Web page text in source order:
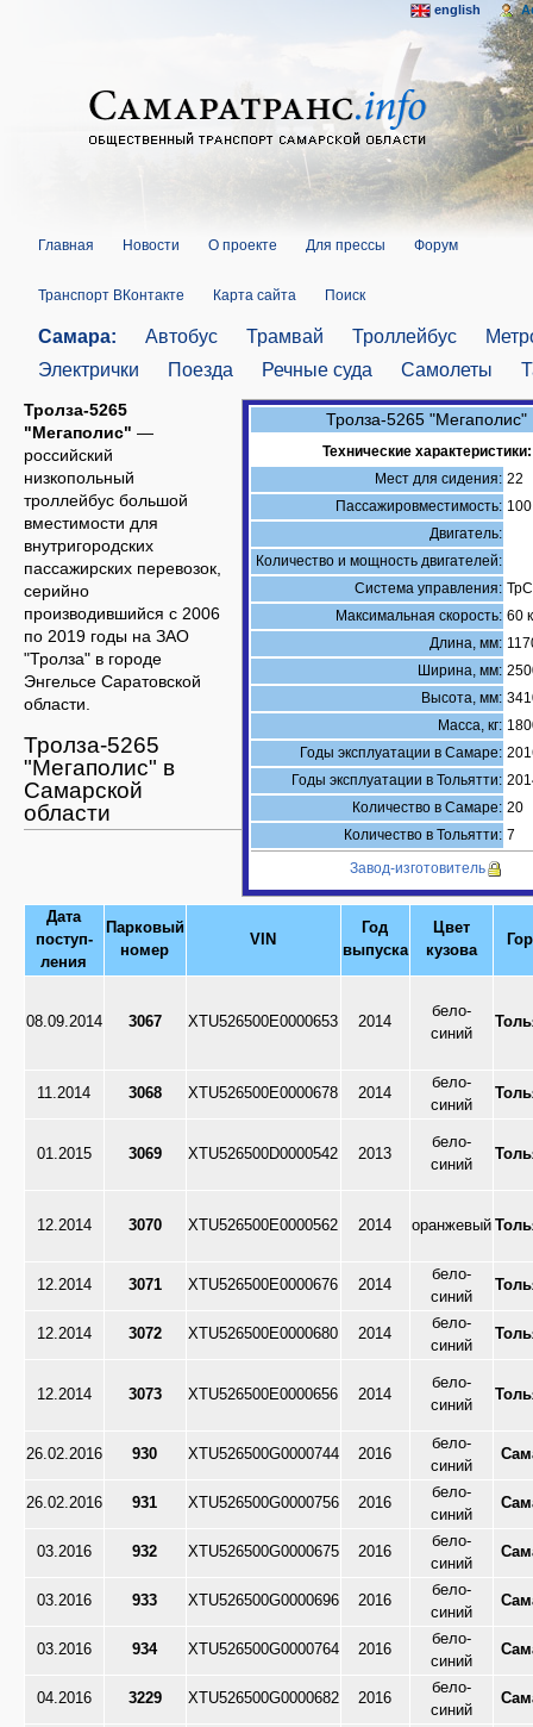
Главная Новости О проекте Для прессы Форум
Транспорт ВКонтакте Карта сайта Поиск
Самара: Автобус Трамвай Троллейбус
Электрички
Поезда Речные суда Самолеты
Тролза-5265 "Мегаполис"
Технические характеристики:
Мест для сидения: 22
Пассажировместимость:
Двигатель:
Количество и мощность двигателей:
Система управления:
Максимальная скорость: 60
Длина, мм:
Ширина, мм:
Высота, мм:
Масса, кг:
Годы эксплуатации в Самаре:
Годы эксплуатации в Тольятти:
Количество в Самаре: 20
Количество в Тольятти: 7
Завод-изготовитель
Тролза-5265
"Мегаполис" —
российский
низкопольный
троллейбус большой
вместимости для
внутригородских
пассажирских перевозок,
серийно
производившийся с 2006
по 2019 годы на ЗАО
"Тролза" в городе
Энгельсе Саратовской
области.
Тролза-5265
"Мегаполис" в
Самарской
области
Дата
поступ-
ления
Парковый
номер
VIN
Год
выпуска
Цвет
кузова
08.09.2014 3067 XTU526500E0000653 2014
бело-
синий
11.2014 3068 XTU526500E0000678 2014
бело-
синий
01.2015 3069 XTU526500D0000542 2013
бело-
синий
12.2014 3070 XTU526500E0000562 2014 оранжевый
12.2014 3071 XTU526500E0000676 2014
бело-
синий
12.2014 3072 XTU526500E0000680 2014
бело-
синий
12.2014 3073 XTU526500E0000656 2014
бело-
синий
26.02.2016 930 XTU526500G0000744 2016
бело-
синий
26.02.2016 931 XTU526500G0000756 2016
бело-
синий
03.2016 932 XTU526500G0000675 2016
бело-
синий
03.2016 933 XTU526500G0000696 2016
бело-
синий
03.2016 934 XTU526500G0000764 2016
бело-
синий
04.2016 3229 XTU526500G0000682 2016
бело-
синий
english